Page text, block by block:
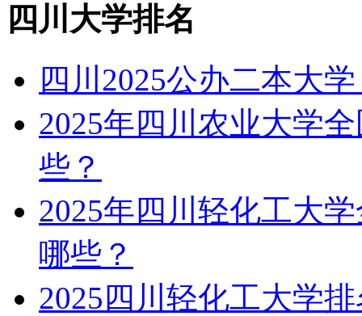
四川大学排名
四川2025公办二本大
2025年四川农业大学
些？
2025年四川轻化工大
哪些？
2025四川轻化工大学